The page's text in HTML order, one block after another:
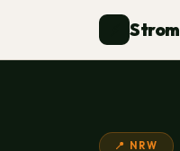
Strom
📍 NRW